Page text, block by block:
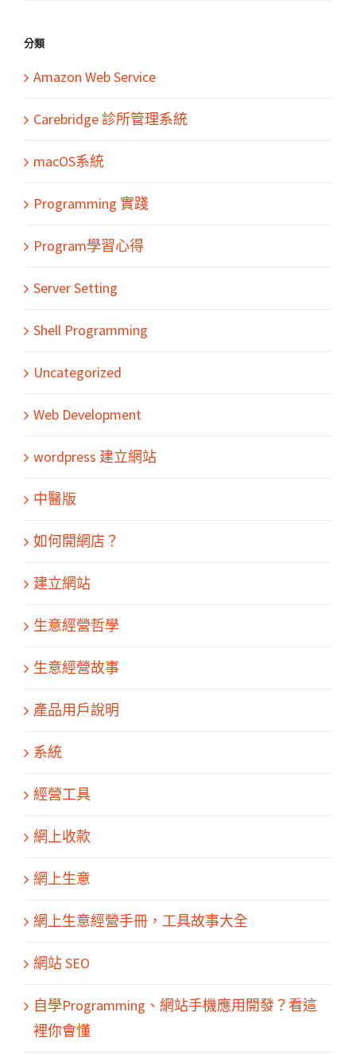
分類
Amazon Web Service
Carebridge 診所管理系統
macOS系統
Programming 實踐
Program學習心得
Server Setting
Shell Programming
Uncategorized
Web Development
wordpress 建立網站
中醫版
如何開網店？
建立網站
生意經營哲學
生意經營故事
產品用戶說明
系統
經營工具
網上收款
網上生意
網上生意經營手冊，工具故事大全
網站 SEO
自學Programming、網站手機應用開發？看這
裡你會懂
關於我們